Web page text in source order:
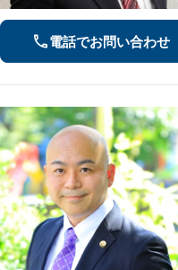
電話でお問い合わせ